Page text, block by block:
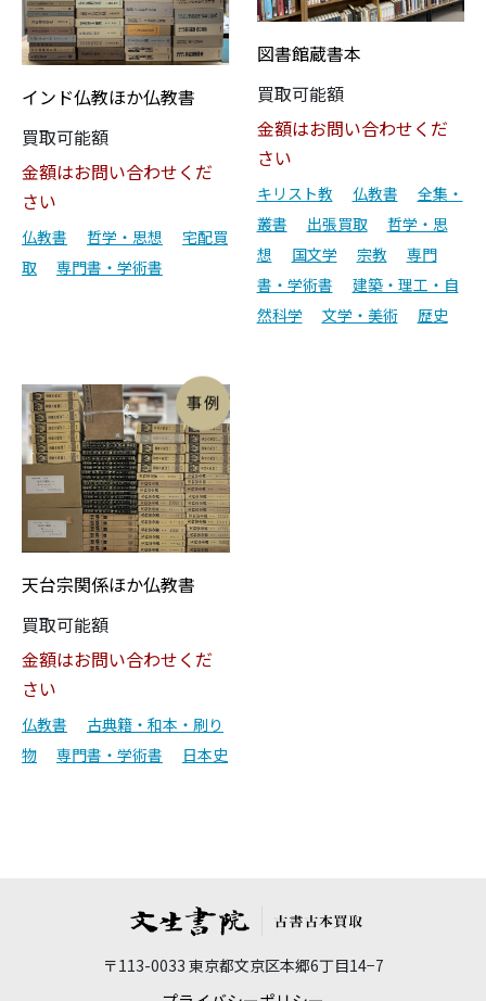
インド仏教ほか仏教書
買取可能額
金額はお問い合わせくだ
さい
仏教書 哲学・思想
宅配買
取
専門書・学術書
図書館蔵書本
買取可能額
金額はお問い合わせくだ
さい
キリスト教 仏教書
全集・
叢書
出張買取
哲学・思
想
国文学 宗教
専門
書・学術書
建築・理工・自
然科学
文学・美術 歴史
天台宗関係ほか仏教書
買取可能額
金額はお問い合わせくだ
さい
仏教書
古典籍・和本・刷り
物
専門書・学術書 日本史
〒113-0033 東京都文京区本郷6丁目14−7